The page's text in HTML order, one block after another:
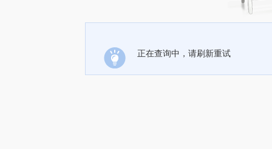
正在查询中，请刷新重试